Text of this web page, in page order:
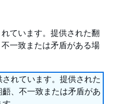
ています。提供された翻
一致または矛盾がある場
れています。提供された
、不一致または矛盾があ